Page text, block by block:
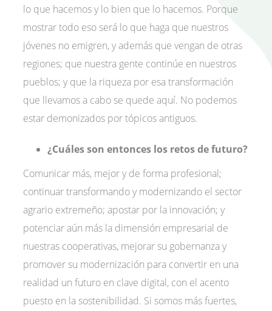
lo que hacemos y lo bien que lo hacemos. Porque
mostrar todo eso será lo que haga que nuestros
jóvenes no emigren, y además que vengan de otras
regiones; que nuestra gente continúe en nuestros
pueblos; y que la riqueza por esa transformación
que llevamos a cabo se quede aquí. No podemos
estar demonizados por tópicos antiguos.
¿Cuáles son entonces los retos de futuro?
Comunicar más, mejor y de forma profesional;
continuar transformando y modernizando el sector
agrario extremeño; apostar por la innovación; y
potenciar aún más la dimensión empresarial de
nuestras cooperativas, mejorar su gobernanza y
promover su modernización para convertir en una
realidad un futuro en clave digital, con el acento
puesto en la sostenibilidad. Si somos más fuertes,